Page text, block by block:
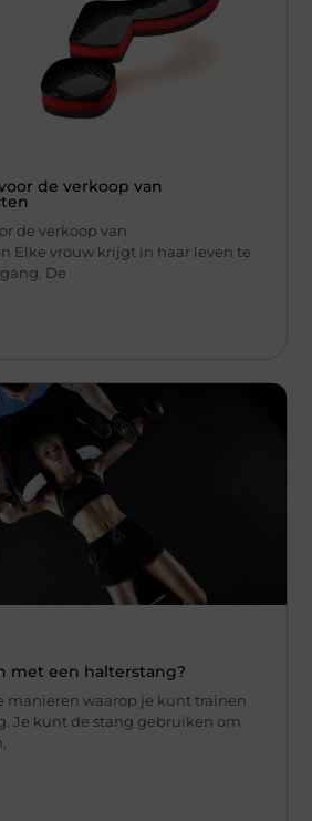
de verkoop van
de verkoop van
Elke vrouw krijgt in haar leven te
De
met een halterstang?
manieren waarop je kunt trainen
Je kunt de stang gebruiken om